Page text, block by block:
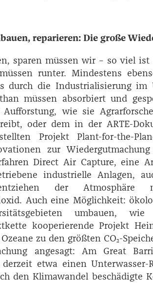
reparieren: Die große
sparen müssen wir – so viel
runter. Mindestens
durch die Industrialisierung im
müssen absorbiert und
Aufforstung, wie sie
oder dem in der ARTE-­
Projekt Plant-for-the-
zur
Direct Air Capture, eine
industrielle Anlagen,
der Atmosphäre
Auch eine Möglichkeit:
umbauen,
kooperierende Projekt
zu den größten CO₂-
angesagt: Am Great
etwa einen Unterwasser-­
den Klimawandel beschädigte